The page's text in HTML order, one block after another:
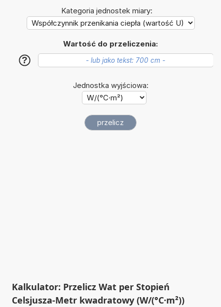
Kategoria jednostek miary:
Wartość do przeliczenia:
?
Jednostka wyjściowa:
Kalkulator: Przelicz Wat per Stopień
Celsjusza-Metr kwadratowy (W/(°C·m²))